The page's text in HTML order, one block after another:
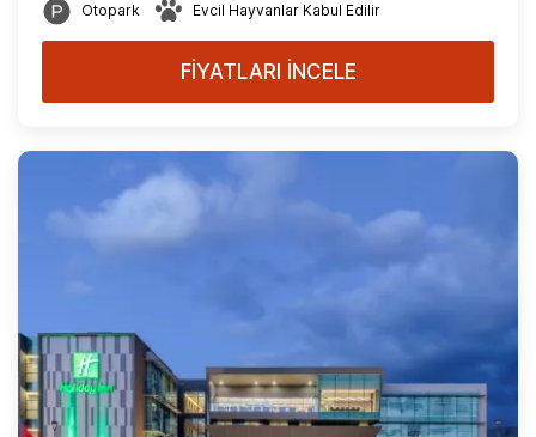
Otopark Evcil Hayvanlar Kabul Edilir
FİYATLARI İNCELE